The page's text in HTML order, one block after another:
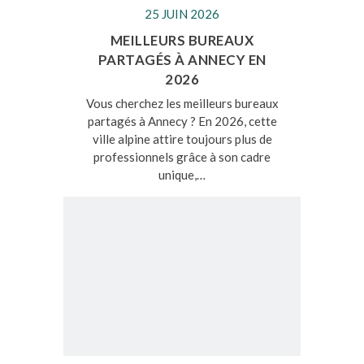
25 JUIN 2026
MEILLEURS BUREAUX
PARTAGÉS À ANNECY EN
2026
Vous cherchez les meilleurs bureaux
partagés à Annecy ? En 2026, cette
ville alpine attire toujours plus de
professionnels grâce à son cadre
unique,…